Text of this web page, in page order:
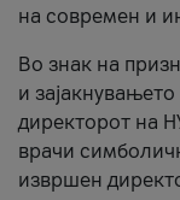
на современ и
Во знак на
и
директорот на
врачи
извршен